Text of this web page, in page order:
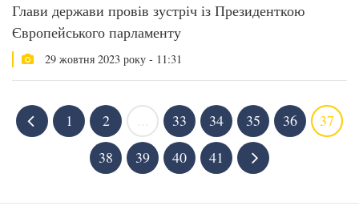
Глави держави провів зустріч із Президенткою
Європейського парламенту
29 жовтня 2023 року - 11:31
1 2 33 34 35 36
37
38
39 40 41